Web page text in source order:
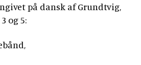
på dansk af Grundtvig,
og 5: